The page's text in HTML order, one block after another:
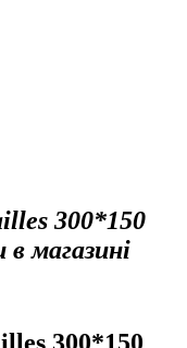
300*150
магазині
300*150